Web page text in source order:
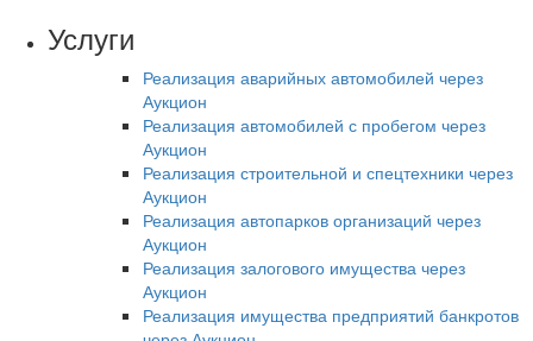
Услуги
Реализация аварийных автомобилей через
Аукцион
Реализация автомобилей с пробегом через
Аукцион
Реализация строительной и спецтехники через
Аукцион
Реализация автопарков организаций через
Аукцион
Реализация залогового имущества через
Аукцион
Реализация имущества предприятий банкротов